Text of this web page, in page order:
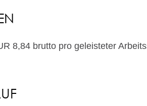
8,84 brutto pro geleisteter